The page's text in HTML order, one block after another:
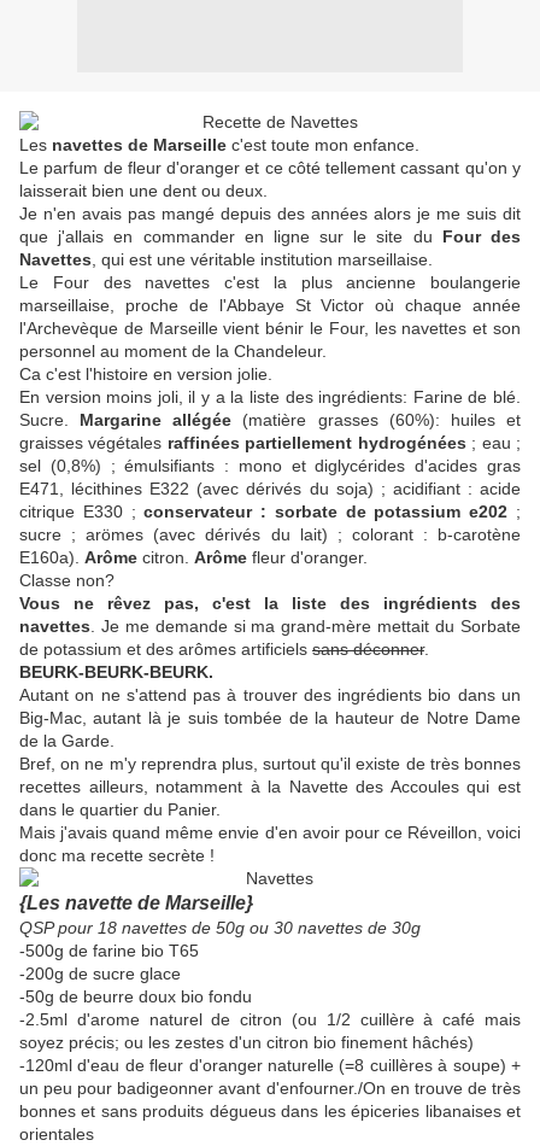
Les navettes de Marseille c'est toute mon enfance.
Le parfum de fleur d'oranger et ce côté tellement cassant qu'on y
laisserait bien une dent ou deux.
Je n'en avais pas mangé depuis des années alors je me suis dit
que j'allais en commander en ligne sur le site du Four des
Navettes , qui est une véritable institution marseillaise.
Le Four des navettes c'est la plus ancienne boulangerie
marseillaise, proche de l'Abbaye St Victor où chaque année
l'Archevèque de Marseille vient bénir le Four, les navettes et son
personnel au moment de la Chandeleur.
Ca c'est l'histoire en version jolie.
En version moins joli, il y a la liste des ingrédients: Farine de blé.
Sucre. Margarine allégée (matière grasses (60%): huiles et
graisses végétales raffinées partiellement hydrogénées ; eau ;
sel (0,8%) ; émulsifiants : mono et diglycérides d'acides gras
E471, lécithines E322 (avec dérivés du soja) ; acidifiant : acide
citrique E330 ;conservateur : sorbate de potassium e202 ;
sucre ; arömes (avec dérivés du lait) ; colorant : b-carotène
E160a). Arôme citron. Arôme fleur d'oranger.
Classe non?
Vous ne rêvez pas, c'est la liste des ingrédients des
navettes . Je me demande si ma grand-mère mettait du Sorbate
de potassium et des arômes artificiels sans déconner.
BEURK-BEURK-BEURK.
Autant on ne s'attend pas à trouver des ingrédients bio dans un
Big-Mac, autant là je suis tombée de la hauteur de Notre Dame
de la Garde.
Bref, on ne m'y reprendra plus, surtout qu'il existe de très bonnes
recettes ailleurs, notamment à la Navette des Accoules qui est
dans le quartier du Panier.
Mais j'avais quand même envie d'en avoir pour ce Réveillon, voici
donc ma recette secrète !
{Les navette de Marseille}
QSP pour 18 navettes de 50g ou 30 navettes de 30g
-500g de farine bio T65
-200g de sucre glace
-50g de beurre doux bio fondu
-2.5ml d'arome naturel de citron (ou 1/2 cuillère à café mais
soyez précis; ou les zestes d'un citron bio finement hâchés)
-120ml d'eau de fleur d'oranger naturelle (=8 cuillères à soupe) +
un peu pour badigeonner avant d'enfourner./On en trouve de très
bonnes et sans produits dégueus dans les épiceries libanaises et
orientales